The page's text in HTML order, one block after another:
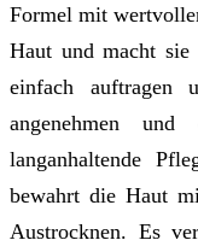
Formel mit
Haut und macht sie
einfach
angenehmen und
langanhaltende
bewahrt die Haut
Austrocknen. Es